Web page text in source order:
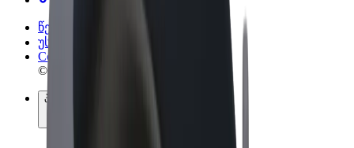
წესები და პირობები
უსაფრთხოება
Cookies
© 2026 Bolt Technology OÜ
პროდუქტები